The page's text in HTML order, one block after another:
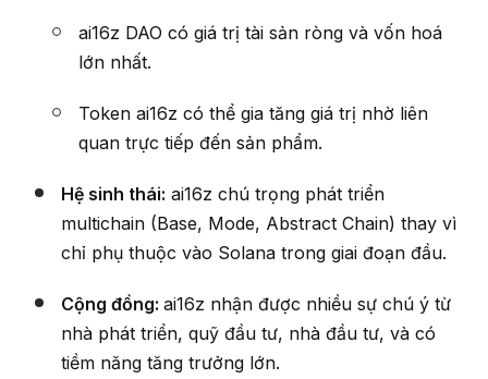
ai16z DAO có giá trị tài sản ròng và vốn hoá
lớn nhất.
Token ai16z có thể gia tăng giá trị nhờ liên
quan trực tiếp đến sản phẩm.
Hệ sinh thái: ai16z chú trọng phát triển
multichain (Base, Mode, Abstract Chain) thay vì
chỉ phụ thuộc vào Solana trong giai đoạn đầu.
Cộng đồng: ai16z nhận được nhiều sự chú ý từ
nhà phát triển, quỹ đầu tư, nhà đầu tư, và có
tiềm năng tăng trưởng lớn.